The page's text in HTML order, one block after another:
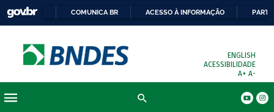
COMUNICA BR ACESSO À INFORMAÇÃO
ENGLISH
ACESSIBILIDADE
A+ A-